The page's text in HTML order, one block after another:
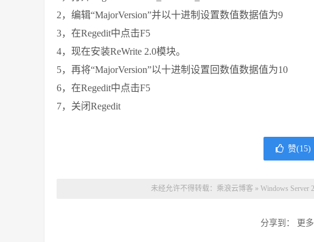
2，编辑“MajorVersion”并以十进制设置数值数据值为9
3，在Regedit中点击F5
4，现在安装ReWrite 2.0模块。
5，再将“MajorVersion”以十进制设置回数值数据值为10
6，在Regedit中点击F5
7，关闭Regedit
赞(15)
未经允许不得转载： 乘浪云博客 » Windows Server
分享到： 更多